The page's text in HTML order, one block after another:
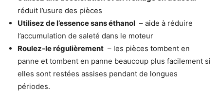
réduit l’usure des pièces
Utilisez de l’essence sans éthanol – aide à réduire
l’accumulation de saleté dans le moteur
Roulez-le régulièrement – ​​les pièces tombent en
panne et tombent en panne beaucoup plus facilement si
elles sont restées assises pendant de longues
périodes.